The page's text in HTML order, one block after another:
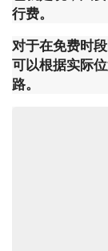
行费。
对于在免费时
可以根据实际
路。